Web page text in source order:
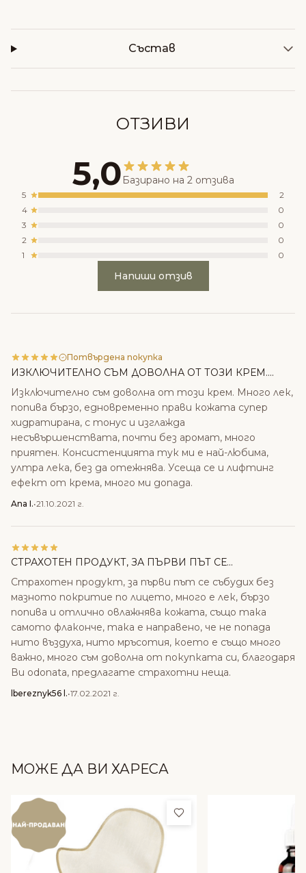
Състав
ОТЗИВИ
5,0 Базирано на 2 отзива
5
2
4
0
3
0
2
0
1
0
Напиши отзив
Потвърдена покупка
ИЗКЛЮЧИТЕЛНО СЪМ ДОВОЛНА ОТ ТОЗИ КРЕМ....
Изключително съм доволна от този крем. Много лек,
попива бързо, едновременно прави кожата супер
хидратирана, с тонус и изглажда
несъвършенствата, почти без аромат, много
приятен. Консистенцията тук ми е най-любима,
ултра лека, без да отежнява. Усеща се и лифтинг
ефект от крема, много ми допада.
Ana I.•21.10.2021 г.
СТРАХОТЕН ПРОДУКТ, ЗА ПЪРВИ ПЪТ СЕ...
Страхотен продукт, за първи път се събудих без
мазното покритие по лицето, много е лек, бързо
попива и отлично овлажнява кожата, също така
самото флаконче, така е направено, че не попада
нито въздуха, нито мръсотия, което е също много
важно, много съм доволна от покупката си, благодаря
Ви odonata, предлагате страхотни неща.
lbereznyk56 l.•17.02.2021 г.
МОЖЕ ДА ВИ ХАРЕСА
Добави в любими